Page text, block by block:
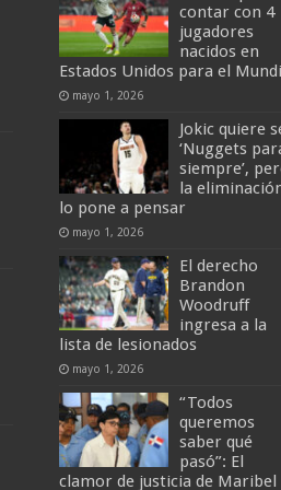
contar con 4
jugadores
nacidos en
Estados Unidos para el
mayo 1, 2026
Jokic quiere
‘Nuggets
siempre’,
la
lo pone a pensar
mayo 1, 2026
El derecho
Brandon
Woodruff
ingresa a la
lista de lesionados
mayo 1, 2026
“Todos
queremos
saber qué
pasó”: El
clamor de justicia de Maribel